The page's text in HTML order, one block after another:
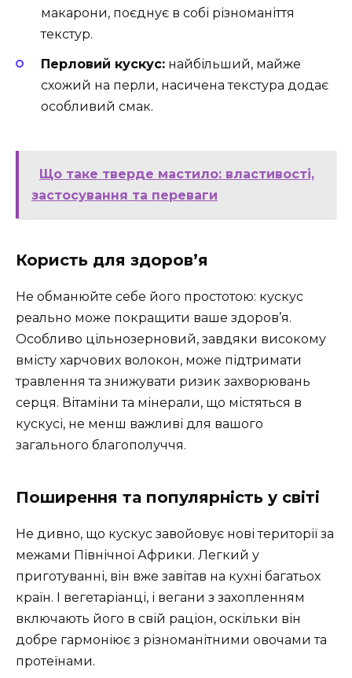
макарони, поєднує в собі різноманіття
текстур.
Перловий кускус: найбільший, майже
схожий на перли, насичена текстура додає
особливий смак.
Що таке тверде мастило: властивості,
застосування та переваги
Користь для здоров’я
Не обманюйте себе його простотою: кускус
реально може покращити ваше здоров’я.
Особливо цільнозерновий, завдяки високому
вмісту харчових волокон, може підтримати
травлення та знижувати ризик захворювань
серця. Вітаміни та мінерали, що містяться в
кускусі, не менш важливі для вашого
загального благополуччя.
Поширення та популярність у світі
Не дивно, що кускус завойовує нові території за
межами Північної Африки. Легкий у
приготуванні, він вже завітав на кухні багатьох
країн. І вегетаріанці, і вегани з захопленням
включають його в свій раціон, оскільки він
добре гармоніює з різноманітними овочами та
протеїнами.